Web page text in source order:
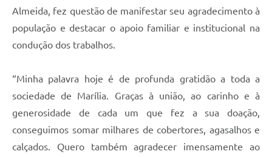
Almeida, fez questão de manifestar seu agradecimento à
população e destacar o apoio familiar e institucional na
condução dos trabalhos.
“Minha palavra hoje é de profunda gratidão a toda a
sociedade de Marília. Graças à união, ao carinho e à
generosidade de cada um que fez a sua doação,
conseguimos somar milhares de cobertores, agasalhos e
calçados. Quero também agradecer imensamente ao